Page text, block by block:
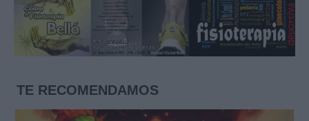
TE RECOMENDAMOS